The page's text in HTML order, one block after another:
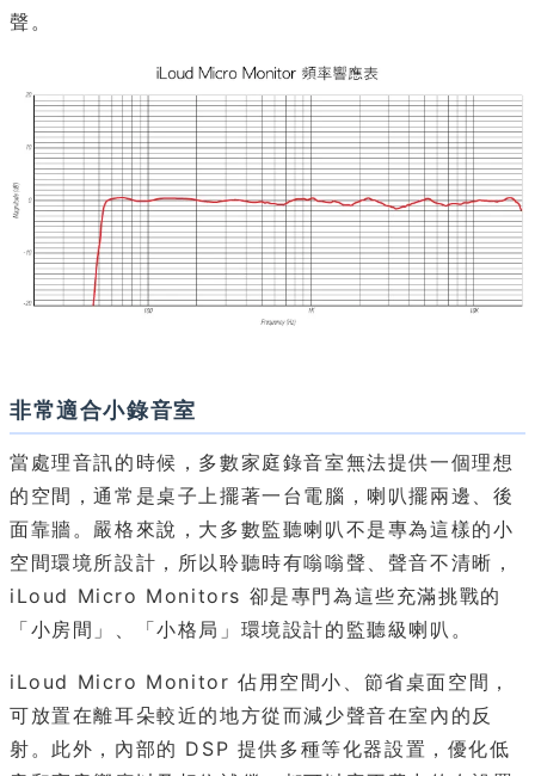
聲。
非常適合小錄音室
當處理音訊的時候，多數家庭錄音室無法提供一個理想
的空間，通常是桌子上擺著一台電腦，喇叭擺兩邊、後
面靠牆。嚴格來說，大多數監聽喇叭不是專為這樣的小
空間環境所設計，所以聆聽時有嗡嗡聲、聲音不清晰，
iLoud Micro Monitors 卻是專門為這些充滿挑戰的
「小房間」、「小格局」環境設計的監聽級喇叭。
iLoud Micro Monitor 佔用空間小、節省桌面空間，
可放置在離耳朵較近的地方從而減少聲音在室內的反
射。此外，內部的 DSP 提供多種等化器設置，優化低